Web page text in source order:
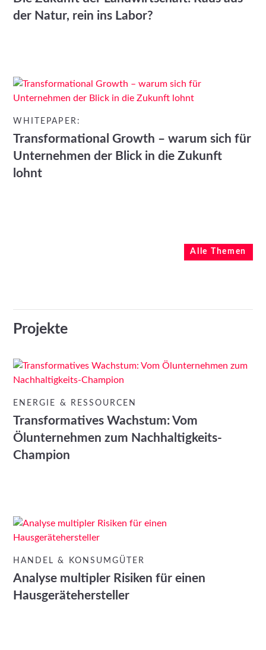
der Natur, rein ins Labor?
WHITEPAPER:
Transformational Growth – warum sich für
Unternehmen der Blick in die Zukunft
lohnt
Alle Themen
Projekte
ENERGIE & RESSOURCEN
Transformatives Wachstum: Vom
Ölunternehmen zum Nachhaltigkeits-
Champion
HANDEL & KONSUMGÜTER
Analyse multipler Risiken für einen
Hausgerätehersteller